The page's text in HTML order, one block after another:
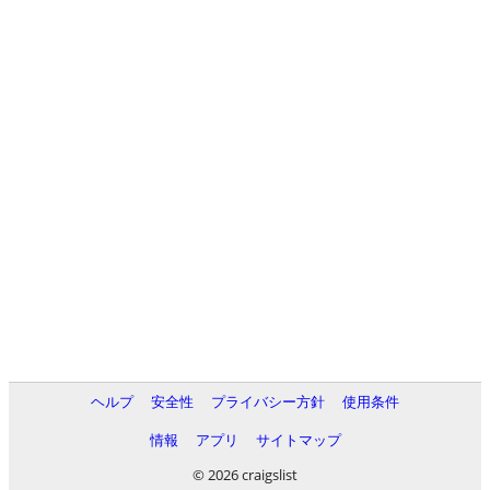
ヘルプ 安全性 プライバシー方針
使用条件
情報
アプリ
サイトマップ
© 2026 craigslist